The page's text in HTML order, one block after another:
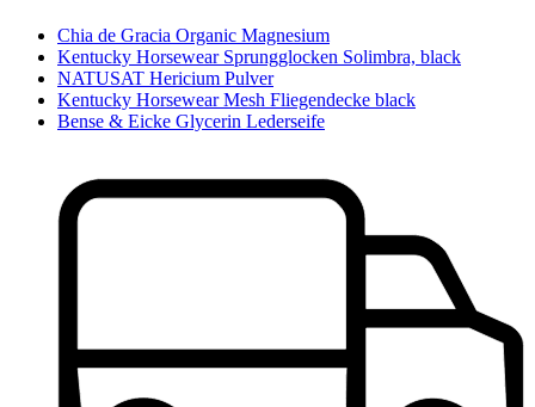
Chia de Gracia Organic Magnesium
Kentucky Horsewear Sprungglocken Solimbra, black
NATUSAT Hericium Pulver
Kentucky Horsewear Mesh Fliegendecke black
Bense & Eicke Glycerin Lederseife